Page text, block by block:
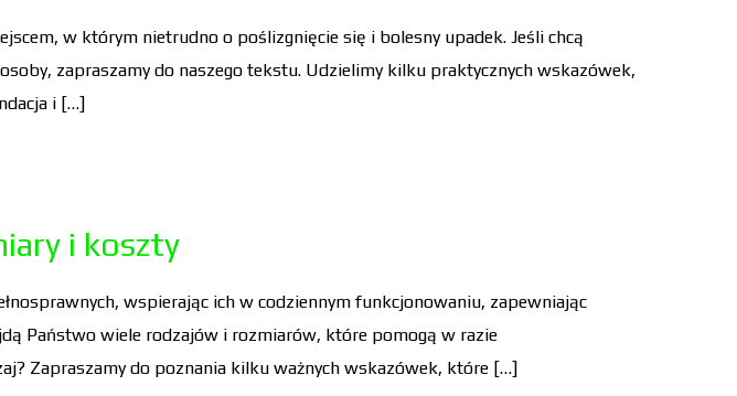
w którym nietrudno o poślizgnięcie się i bolesny upadek. Jeśli chcą
zapraszamy do naszego tekstu. Udzielimy kilku praktycznych wskazówek,
i […]
i koszty
wspierając ich w codziennym funkcjonowaniu, zapewniając
Państwo wiele rodzajów i rozmiarów, które pomogą w razie
Zapraszamy do poznania kilku ważnych wskazówek, które […]